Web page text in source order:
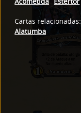
Cartas relacionadas:
Alatumba